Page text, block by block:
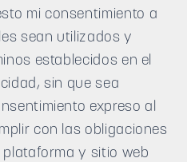
mi consentimiento a
sean utilizados y
establecidos en el
sin que sea
expreso al
con las obligaciones
y sitio web